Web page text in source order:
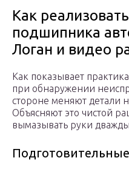
Как
подшипника
Логан и видео
Как показывает
при обнаружении
стороне меняют детали
Объясняют это чистой
вымазывать руки